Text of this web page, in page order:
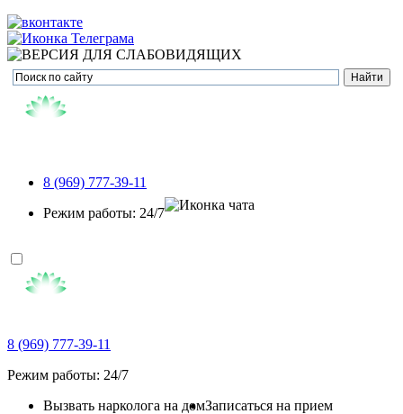
8 (969) 777-39-11
Режим работы: 24/7
8 (969) 777-39-11
Режим работы: 24/7
Вызвать нарколога на домЗаписаться на прием